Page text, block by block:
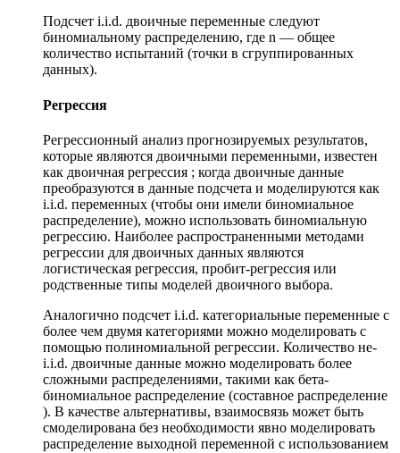
Подсчет i.i.d. двоичные переменные следуют
биномиальному распределению, где n — общее
количество испытаний (точки в сгруппированных
данных).
Регрессия
Регрессионный анализ прогнозируемых результатов,
которые являются двоичными переменными, известен
как двоичная регрессия ; когда двоичные данные
преобразуются в данные подсчета и моделируются как
i.i.d. переменных (чтобы они имели биномиальное
распределение), можно использовать биномиальную
регрессию. Наиболее распространенными методами
регрессии для двоичных данных являются
логистическая регрессия, пробит-регрессия или
родственные типы моделей двоичного выбора.
Аналогично подсчет i.i.d. категориальные переменные с
более чем двумя категориями можно моделировать с
помощью полиномиальной регрессии. Количество не-
i.i.d. двоичные данные можно моделировать более
сложными распределениями, такими как бета-
биномиальное распределение (составное распределение
). В качестве альтернативы, взаимосвязь может быть
смоделирована без необходимости явно моделировать
распределение выходной переменной с использованием